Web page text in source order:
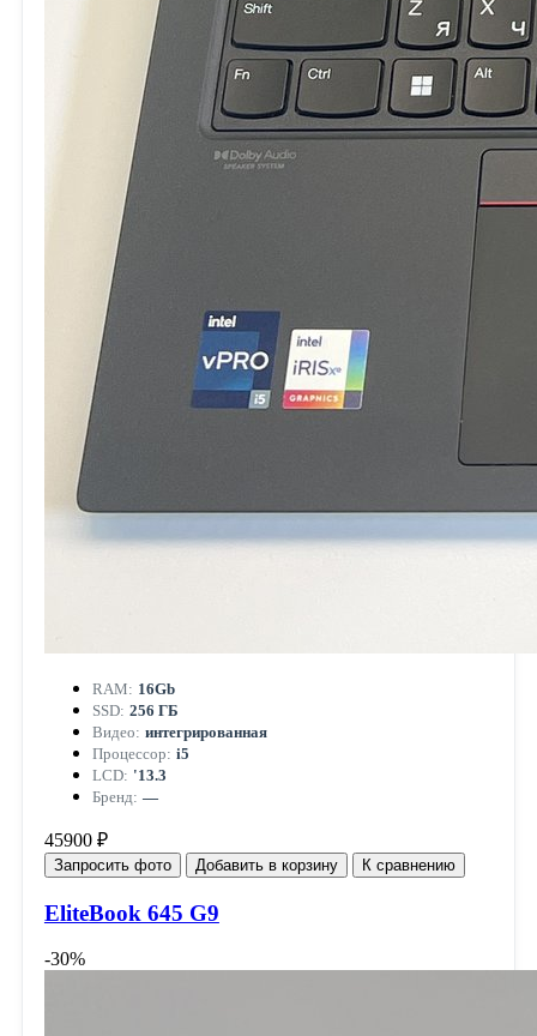
RAM: 16Gb
SSD: 256 ГБ
Видео: интегрированная
Процессор: i5
LCD: '13.3
Бренд: —
45900 ₽
Запросить фото Добавить в корзину К сравнению
EliteBook 645 G9
-30%